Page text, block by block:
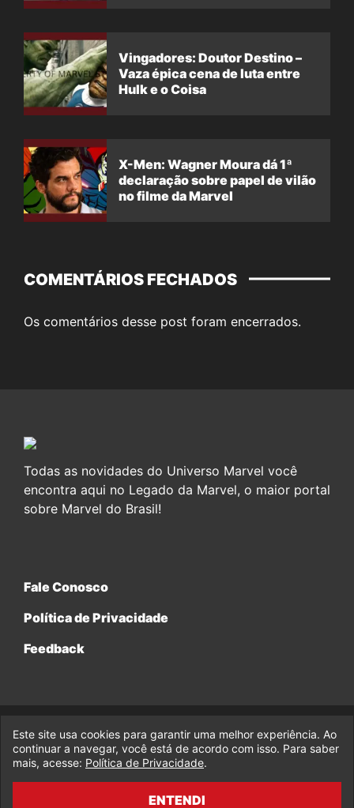
Vingadores: Doutor Destino –
Vaza épica cena de luta entre
Hulk e o Coisa
X-Men: Wagner Moura dá 1ª
declaração sobre papel de vilão
no filme da Marvel
COMENTÁRIOS FECHADOS
Os comentários desse post foram encerrados.
Todas as novidades do Universo Marvel você
encontra aqui no Legado da Marvel, o maior portal
sobre Marvel do Brasil!
Fale Conosco
Política de Privacidade
Feedback
© 2017-2026 Legado da Marvel, uma empresa da Legado
Enterprises.
fabiolobo
Este site usa cookies para garantir uma melhor experiência. Ao
continuar a navegar, você está de acordo com isso. Para saber
mais, acesse: Política de Privacidade.
ENTENDI